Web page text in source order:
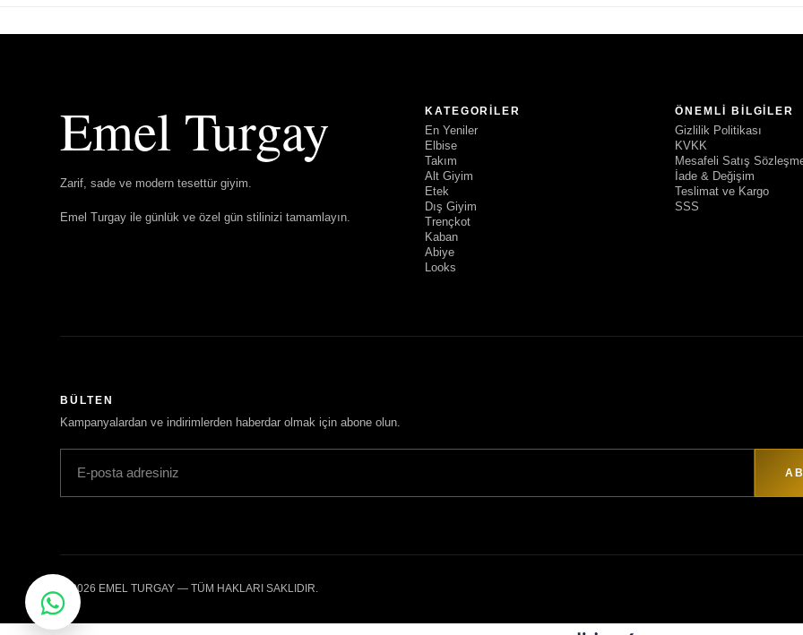
Emel Turgay
Zarif, sade ve modern tesettür giyim.
Emel Turgay ile günlük ve özel gün stilinizi tamamlayın.
KATEGORILER
En Yeniler
Elbise
Takım
Alt Giyim
Etek
Dış Giyim
Trençkot
Kaban
Abiye
Looks
ÖNEMLI BILGILER
Gizlilik Politikası
KVKK
Mesafeli Satış
İade & Değişim
Teslimat ve Kargo
SSS
BÜLTEN
Kampanyalardan ve indirimlerden haberdar olmak için abone olun.
© 2026 EMEL TURGAY — TÜM HAKLARI SAKLIDIR.